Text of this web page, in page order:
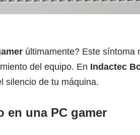
últimamente? Este síntoma
del equipo. En Indactec
silencio de tu máquina.
en una PC gamer